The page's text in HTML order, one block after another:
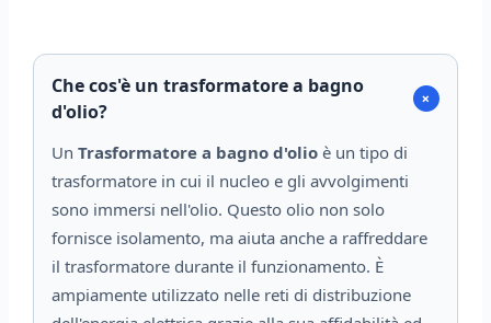
Che cos'è un trasformatore a bagno
d'olio?
+
UnTrasformatore a bagno d'olio è un tipo di
trasformatore in cui il nucleo e gli avvolgimenti
sono immersi nell'olio. Questo olio non solo
fornisce isolamento, ma aiuta anche a raffreddare
il trasformatore durante il funzionamento. È
ampiamente utilizzato nelle reti di distribuzione